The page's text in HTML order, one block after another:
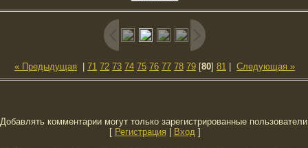
« Предыдущая 71 72 73 74 75 76 77 78 79 [80] 81 Следующая »
Добавлять комментарии могут только зарегистрированные пользователи.
[ Регистрация | Вход ]